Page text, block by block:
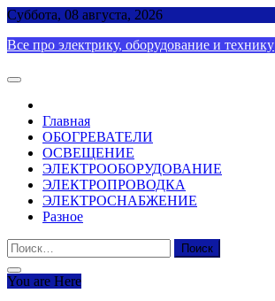
Skip
content
Суббота, 08 августа, 2026
Все про электрику, оборудование и технику
Главная
ОБОГРЕВАТЕЛИ
ОСВЕЩЕНИЕ
ЭЛЕКТРООБОРУДОВАНИЕ
ЭЛЕКТРОПРОВОДКА
ЭЛЕКТРОСНАБЖЕНИЕ
Разное
Найти:
You are Here